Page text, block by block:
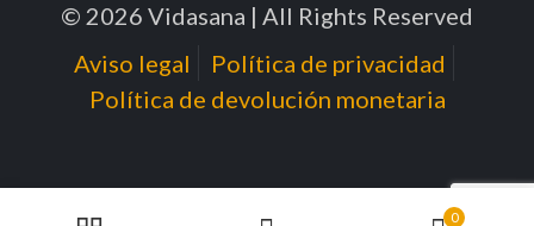
© 2026 Vidasana | All Rights Reserved
Aviso legal
Política de privacidad
Política de devolución monetaria
0